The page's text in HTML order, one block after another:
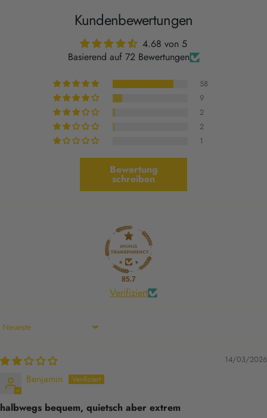
Kundenbewertungen
4.68 von 5
Basierend auf 72 Bewertungen
58
9
2
2
1
Bewertung
schreiben
85.7
Verifiziert
Sort by
14/03/2026
Benjamin
halbwegs bequem, quietsch aber extrem